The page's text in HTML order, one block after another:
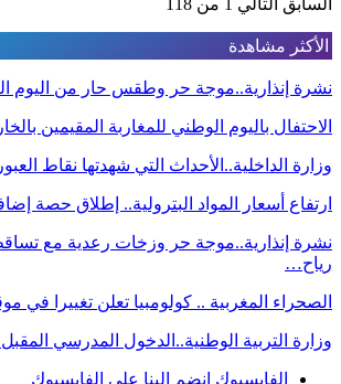
الأكثر مشاهدة
نشرة إنذارية..موجة حر وطقس حار من اليوم
الاحتفال باليوم الوطني للمغاربة المقيمين
وزارة الداخلية..الأحداث التي شهدتها نقاط
ارتفاع أسعار المواد البترولية.. إطلاق حصة
نشرة إنذارية..موجة حر وزخات رعدية مع
رياح…
الصحراء المغربية .. كولومبيا تعلن تغييرا في
وزارة التربية الوطنية..الدخول المدرسي
الفايسبوك انضم إلينا على الفايسبوك